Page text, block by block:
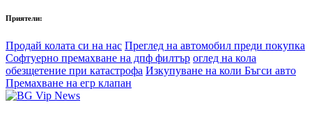
Приятели:
Продай колата си на нас Преглед на автомобил преди покупка
Софтуерно премахване на дпф филтър оглед на кола
обезщетение при катастрофа Изкупуване на коли Бъгси авто
Премахване на егр клапан